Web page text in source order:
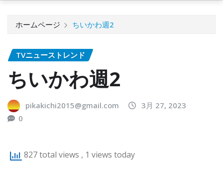
ホームページ ちいかわ週2
TVニューストレンド
ちいかわ週2
pikakichi2015@gmail.com
3月 27, 2023
0
827 total views , 1 views today